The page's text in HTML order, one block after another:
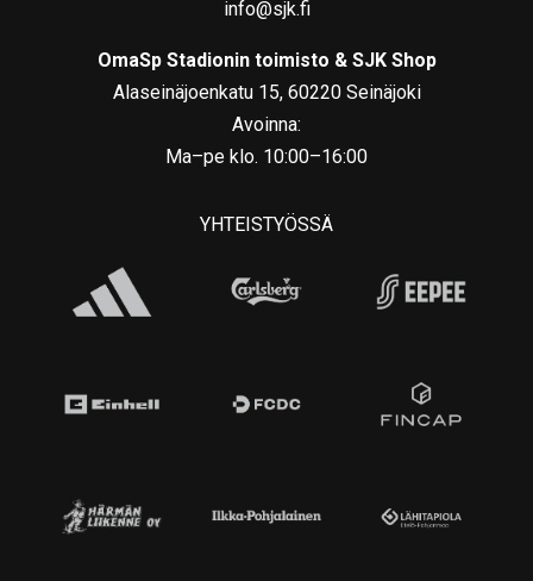
info@sjk.fi
OmaSp Stadionin toimisto & SJK Shop
Alaseinäjoenkatu 15, 60220 Seinäjoki
Avoinna:
Ma–pe klo. 10:00–16:00
YHTEISTYÖSSÄ